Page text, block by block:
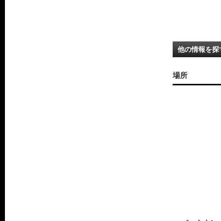
他の情報を探
場所